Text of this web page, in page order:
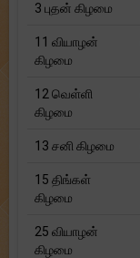
3 புதன் கிழமை
11 வியாழன்
கிழமை
12 வெள்ளி
கிழமை
13 சனி கிழமை
15 திங்கள்
கிழமை
25 வியாழன்
கிழமை